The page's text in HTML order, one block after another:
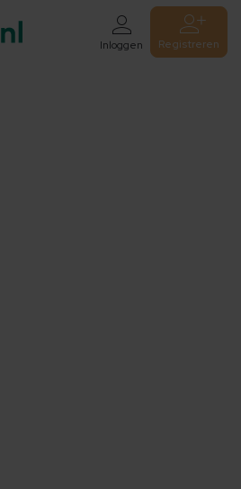
Inloggen Registreren